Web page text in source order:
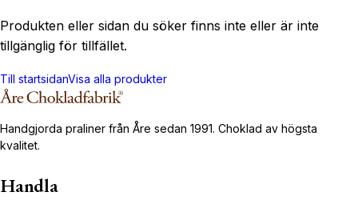
Produkten eller sidan du söker finns inte eller är inte
tillgänglig för tillfället.
Till startsidanVisa alla produkter
Handgjorda praliner från Åre sedan 1991. Choklad av högsta
kvalitet.
Handla